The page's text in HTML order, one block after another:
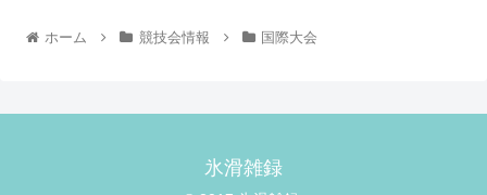
ホーム 競技会情報 国際大会
氷滑雑録